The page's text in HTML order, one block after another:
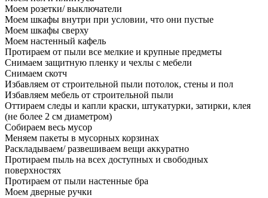
Моем розетки/ выключатели
Моем шкафы внутри при условии, что они пустые
Моем шкафы сверху
Моем настенный кафель
Протираем от пыли все мелкие и крупные предметы
Снимаем защитную пленку и чехлы с мебели
Снимаем скотч
Избавляем от строительной пыли потолок, стены и пол
Избавляем мебель от строительной пыли
Оттираем следы и капли краски, штукатурки, затирки, клея
(не более 2 см диаметром)
Собираем весь мусор
Меняем пакеты в мусорных корзинах
Раскладываем/ развешиваем вещи аккуратно
Протираем пыль на всех доступных и свободных
поверхностях
Протираем от пыли настенные бра
Моем дверные ручки